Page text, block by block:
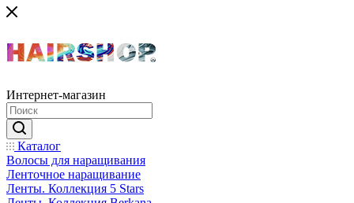
Интернет-магазин
Каталог
Волосы для наращивания
Ленточное наращивание
Ленты. Коллекция 5 Stars